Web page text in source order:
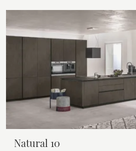
Natural 10